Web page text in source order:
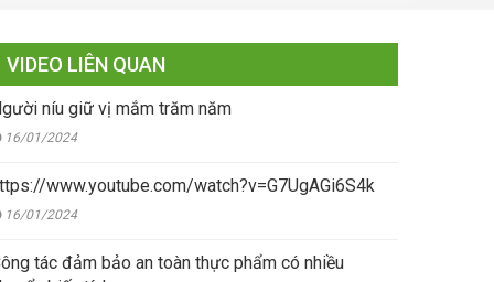
VIDEO LIÊN QUAN
níu giữ vị mắm trăm năm
16/01/2024
www.youtube.com/watch?v=G7UgAGi6S4k
16/01/2024
tác đảm bảo an toàn thực phẩm có nhiều